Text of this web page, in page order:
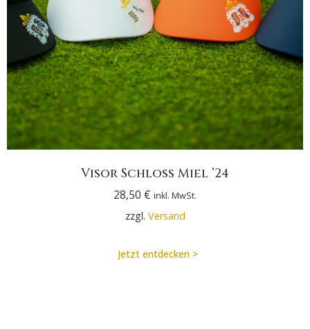
Visor Schloss Miel ’24
28,50 € inkl. MwSt.
zzgl. Versand
Jetzt entdecken >